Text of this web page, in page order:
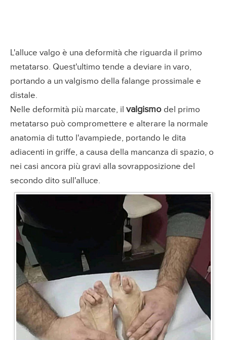
L'alluce valgo è una deformità che riguarda il primo
metatarso. Quest'ultimo tende a deviare in varo,
portando a un valgismo della falange prossimale e
distale.
Nelle deformità più marcate, il valgismo del primo
metatarso può compromettere e alterare la normale
anatomia di tutto l'avampiede, portando le dita
adiacenti in griffe, a causa della mancanza di spazio, o
nei casi ancora più gravi alla sovrapposizione del
secondo dito sull'alluce.